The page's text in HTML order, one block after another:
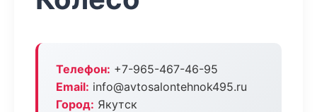
Телефон: +7-965-467-46-95
Email: info@avtosalontehnok495.ru
Город: Якутск